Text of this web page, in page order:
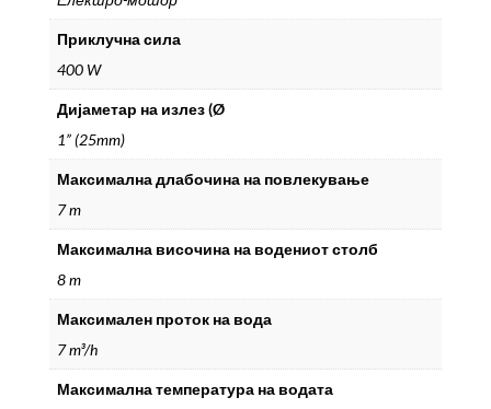
Приклучна сила
400 W
Дијаметар на излез (Ø
1” (25mm)
Максимална длабочина на повлекување
7 m
Максимална височина на водениот столб
8 m
Максимален проток на вода
7 m³/h
Максимална температура на водата